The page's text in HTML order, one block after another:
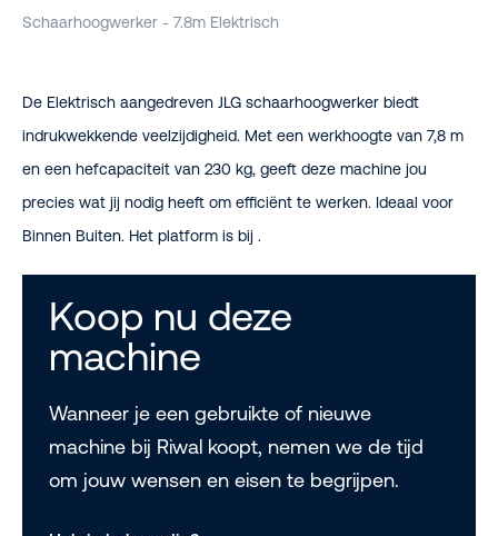
Schaarhoogwerker - 7.8m Elektrisch
De Elektrisch aangedreven JLG schaarhoogwerker biedt
indrukwekkende veelzijdigheid. Met een werkhoogte van 7,8 m
en een hefcapaciteit van 230 kg, geeft deze machine jou
precies wat jij nodig heeft om efficiënt te werken. Ideaal voor
Binnen Buiten. Het platform is bij .
Koop nu deze
machine
Wanneer je een gebruikte of nieuwe
machine bij Riwal koopt, nemen we de tijd
om jouw wensen en eisen te begrijpen.